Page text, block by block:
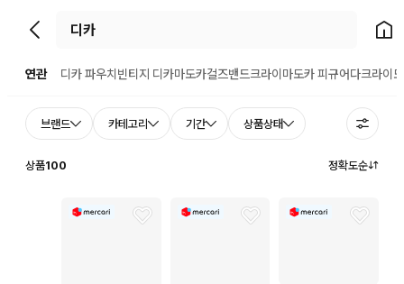
뒤로가기 홈으
연관 디카 파우치 빈티지 디카마도카걸즈밴드크라이 마도카 피규어다크라이
브랜드 카테고리 기간 상품상태
상품100 정확도순